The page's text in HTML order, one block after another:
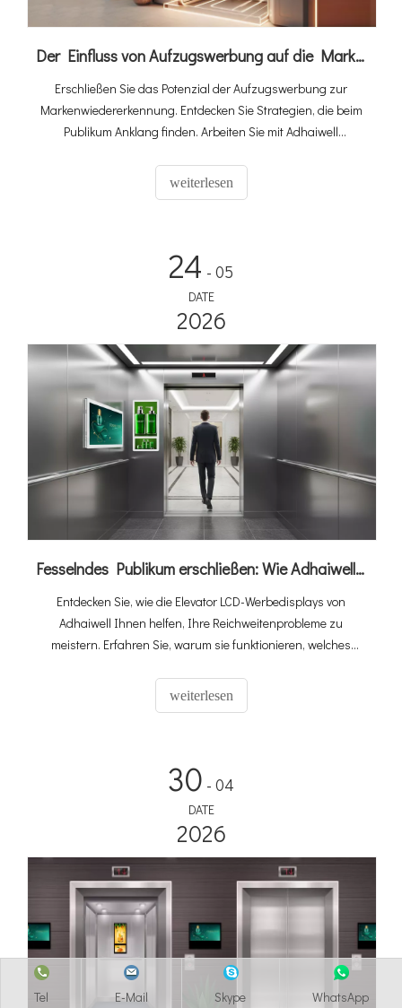
Der Einfluss von Aufzugswerbung auf die Markenbekanntheit
Erschließen Sie das Potenzial der Aufzugswerbung zur
Markenwiedererkennung. Entdecken Sie Strategien, die beim
Publikum Anklang finden. Arbeiten Sie mit Adhaiwell
Herstellung von LCD-Digital-Signage, für innovative
Kampagnen, die einen bleibenden Eindruck hinterlassen.
weiterlesen
24 - 05
DATE
2026
Fesselndes Publikum erschließen: Wie Adhaiwells Elevator Digital Signage Aufzüge in Einnahmequellen verwandelt
Entdecken Sie, wie die Elevator LCD-Werbedisplays von
Adhaiwell Ihnen helfen, Ihre Reichweitenprobleme zu
meistern. Erfahren Sie, warum sie funktionieren, welches
verwalten – ideal für Büros, Hotels und Wohnungen.
weiterlesen
30 - 04
DATE
2026
Tel E-Mail Skype WhatsApp